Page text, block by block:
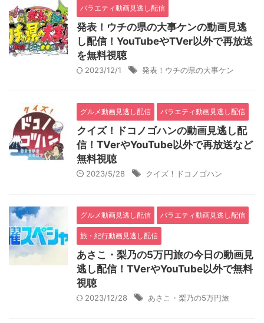
バラエティ動画見逃し配信
発表！ウチの県の大事ケンの動画見逃
し配信！YouTubeやTVer以外で再放送
を無料視聴
2023/12/1 発表！ウチの県の大事ケン
グルメ動画見逃し配信 バラエティ動画見逃し配信
クイズ！ドコノゴハンの動画見逃し配
信！TVerやYouTube以外で再放送など
無料視聴
2023/5/28 クイズ！ドコノゴハン
グルメ動画見逃し配信 バラエティ動画見逃し配信
旅・紀行動画見逃し配信
あさこ・梨乃の5万円旅の今日の動画見
逃し配信！TVerやYouTube以外で無料
視聴
2023/12/28 あさこ・梨乃の5万円旅